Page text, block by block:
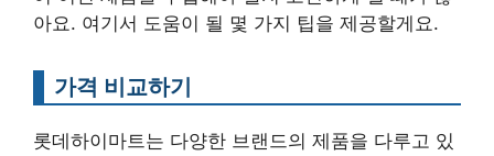
아요. 여기서 도움이 될 몇 가지 팁을 제공할게요.
가격 비교하기
롯데하이마트는 다양한 브랜드의 제품을 다루고 있